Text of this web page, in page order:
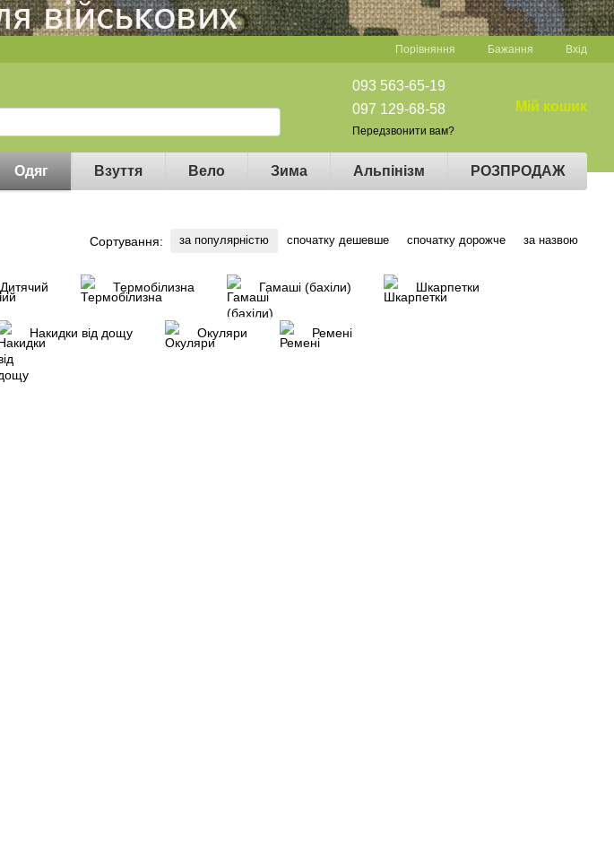
Порівняння Бажання Вхід
093 563-65-19
097 129-68-58
Передзвонити вам?
Мій кошик
Одяг Взуття Вело Зима Альпінізм РОЗПРОДАЖ
Сортування: за популярністю спочатку дешевше спочатку дорожче за назвою
Дитячий Термобілизна Гамаші (бахіли) Шкарпетки
Накидки від дощу Окуляри Ремені